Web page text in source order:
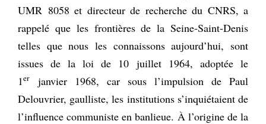
UMR 8058 et directeur de recherche du CNRS, a
rappelé que les frontières de la Seine-Saint-Denis
telles que nous les connaissons aujourd’hui, sont
issues de la loi de 10 juillet 1964, adoptée le
1er
janvier 1968, car sous l’impulsion de Paul
Delouvrier, gaulliste, les institutions s’inquiétaient de
l’influence communiste en banlieue. À l’origine de la